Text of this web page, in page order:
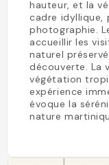
hauteur, et la
cadre idyllique,
photographie.
accueillir les
naturel
découverte. La
végétation
expérience
évoque la
nature